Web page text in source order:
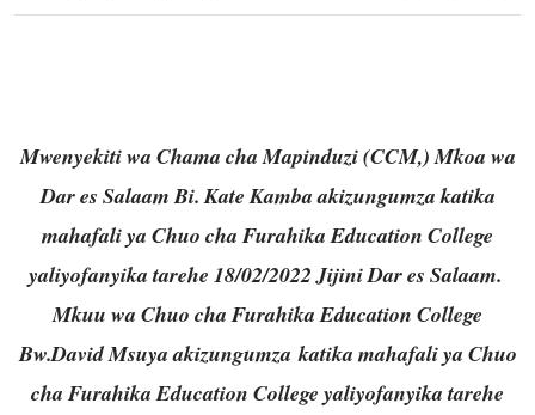
Mwenyekiti wa Chama cha Mapinduzi (CCM,) Mkoa wa
Dar es Salaam Bi. Kate Kamba akizungumza katika
mahafali ya Chuo cha Furahika Education College
yaliyofanyika tarehe 18/02/2022 Jijini Dar es Salaam.
Mkuu wa Chuo cha Furahika Education College
Bw.David Msuya akizungumza katika mahafali ya Chuo
cha Furahika Education College yaliyofanyika tarehe